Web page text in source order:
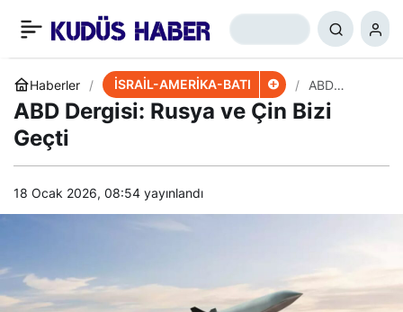
Haberler İSRAİL-AMERİKA-BATI
ABD
Dergisi:
Rusya ve
ABD Dergisi: Rusya ve Çin Bizi
Geçti
18 Ocak 2026, 08:54 yayınlandı
İsrail’in Yeni Bakanından
İran ve Gazze Sözü
+ 0 Paylaş